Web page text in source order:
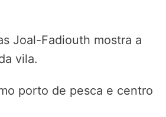
Joal-Fadiouth mostra a
vila.
porto de pesca e centro